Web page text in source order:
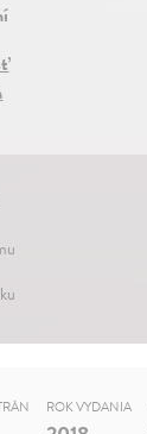
ROK VYDANIA